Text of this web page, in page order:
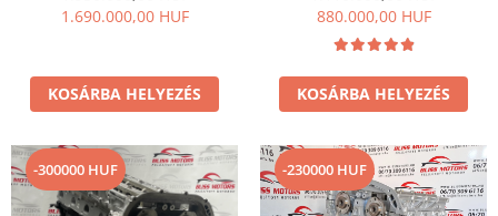
1.690.000,00 HUF
KOSÁRBA HELYEZÉS
880.000,00 HUF
KOSÁRBA HELYEZÉS
-300000 HUF -230000 HUF